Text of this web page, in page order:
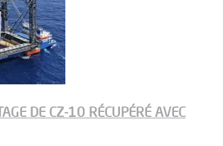
DE CZ-10 RÉCUPÉRÉ AVEC